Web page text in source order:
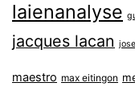
laienanalyse
jacques lacan
maestro max eitingon